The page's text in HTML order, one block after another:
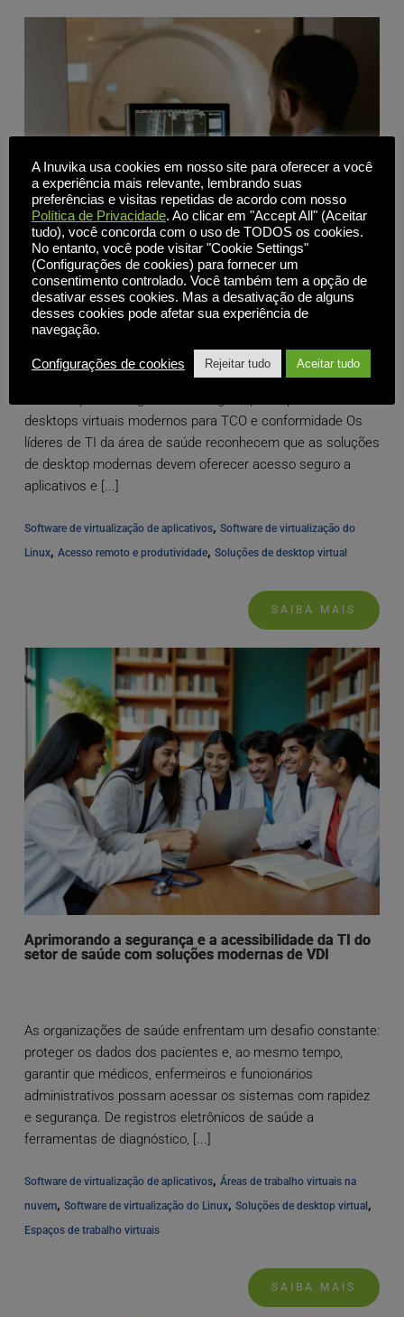
Fugindo do domínio da Broadcom: a alternativa VDI de
baixo custo para TI na área da saúde
desktops virtuais modernos para TCO e conformidade Os
líderes de TI da área de saúde reconhecem que as soluções
de desktop modernas devem oferecer acesso seguro a
aplicativos e [...]
Software de virtualização de aplicativos, Software de virtualização do
Linux, Acesso remoto e produtividade, Soluções de desktop virtual
SAIBA MAIS
Aprimorando a segurança e a acessibilidade da TI do
setor de saúde com soluções modernas de VDI
As organizações de saúde enfrentam um desafio constante:
proteger os dados dos pacientes e, ao mesmo tempo,
garantir que médicos, enfermeiros e funcionários
administrativos possam acessar os sistemas com rapidez
e segurança. De registros eletrônicos de saúde a
ferramentas de diagnóstico, [...]
Software de virtualização de aplicativos, Áreas de trabalho virtuais na
nuvem, Software de virtualização do Linux, Soluções de desktop virtual
Espaços de trabalho virtuais
SAIBA MAIS
A Inuvika usa cookies em nosso site para oferecer a você
a experiência mais relevante, lembrando suas
preferências e visitas repetidas de acordo com nosso
Política de Privacidade. Ao clicar em "Accept All" (Aceitar
tudo), você concorda com o uso de TODOS os cookies.
No entanto, você pode visitar "Cookie Settings"
(Configurações de cookies) para fornecer um
consentimento controlado. Você também tem a opção de
desativar esses cookies. Mas a desativação de alguns
desses cookies pode afetar sua experiência de
navegação.
Configurações de cookies Rejeitar tudo Aceitar tudo